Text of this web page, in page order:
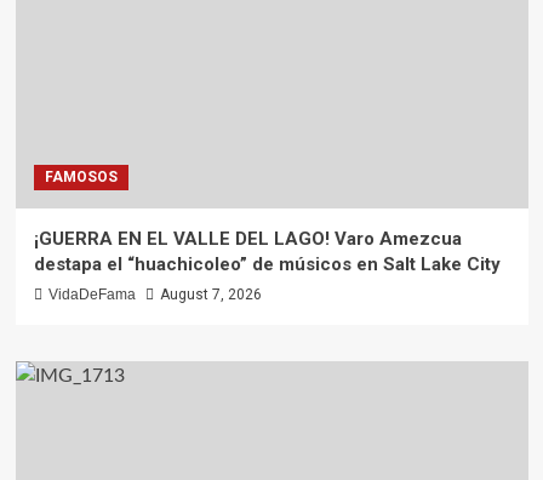
FAMOSOS
¡GUERRA EN EL VALLE DEL LAGO! Varo Amezcua
destapa el “huachicoleo” de músicos en Salt Lake City
VidaDeFama August 7, 2026